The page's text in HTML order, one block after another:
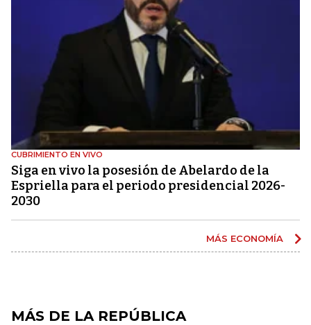
CUBRIMIENTO EN VIVO
Siga en vivo la posesión de Abelardo de la
Espriella para el periodo presidencial 2026-
2030
MÁS ECONOMÍA
MÁS DE LA REPÚBLICA